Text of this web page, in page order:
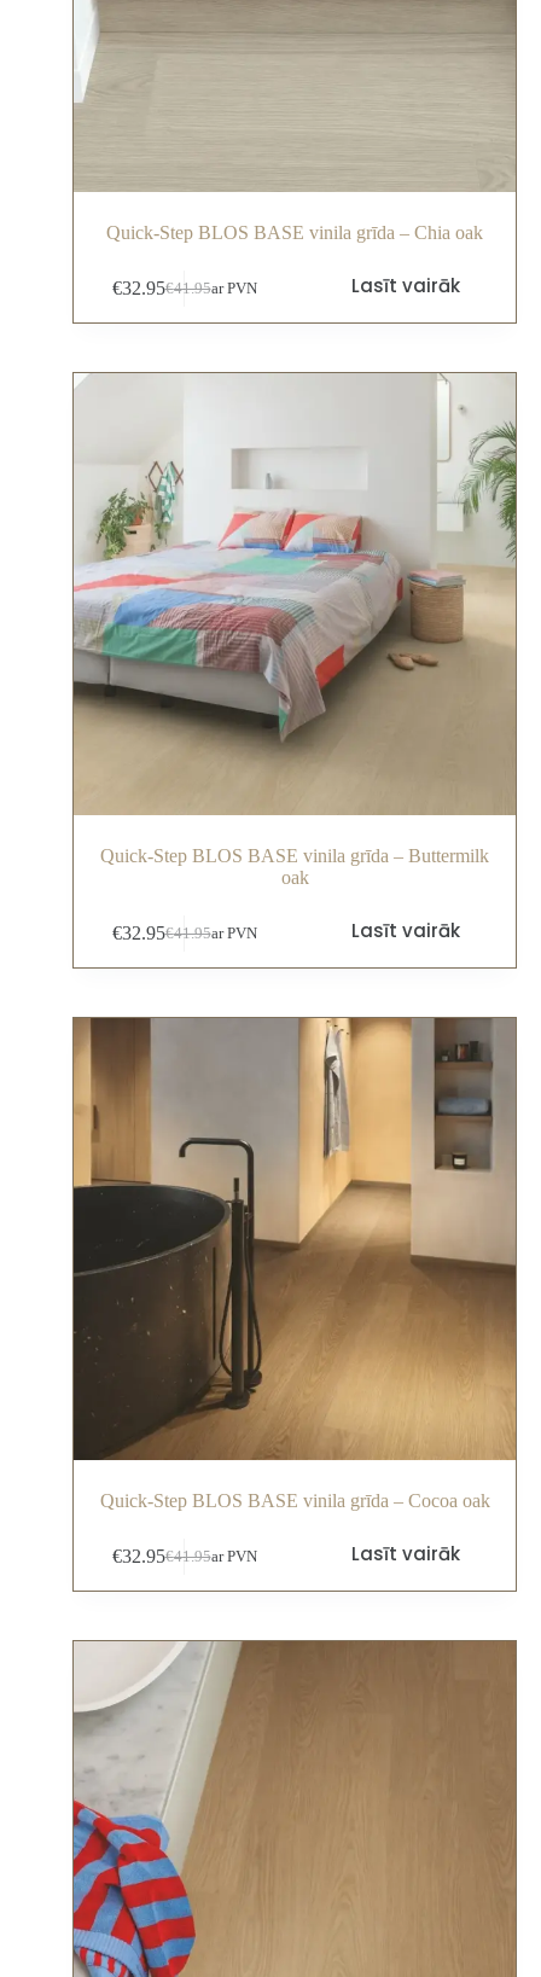
Quick-Step BLOS BASE vinila grīda – Chia oak
€41.95
€32.95 ar PVN Lasīt vairāk
Quick-Step BLOS BASE vinila grīda – Buttermilk
oak
€41.95
€32.95 ar PVN Lasīt vairāk
Quick-Step BLOS BASE vinila grīda – Cocoa oak
€41.95
€32.95 ar PVN Lasīt vairāk